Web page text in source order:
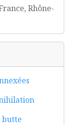
Rhône-
butte